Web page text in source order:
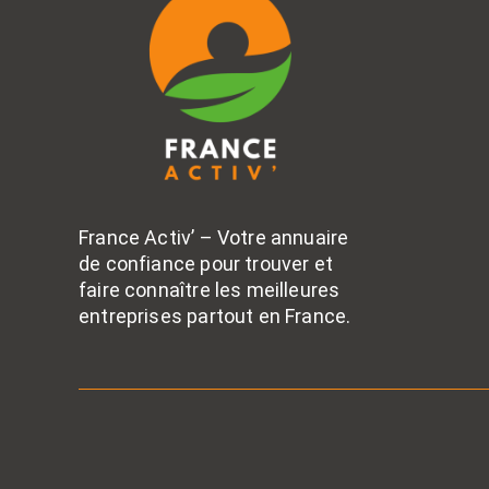
France Activ’ – Votre annuaire
de confiance pour trouver et
faire connaître les meilleures
entreprises partout en France.